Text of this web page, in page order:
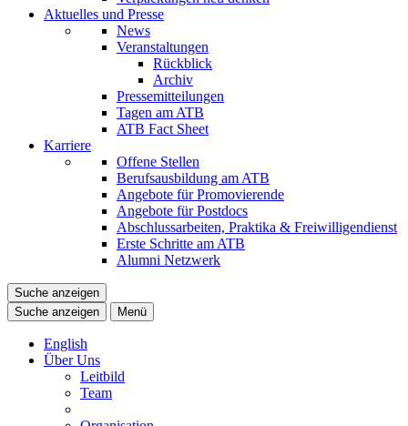
Aktuelles und Presse
News
Veranstaltungen
Rückblick
Archiv
Pressemitteilungen
Tagen am ATB
ATB Fact Sheet
Karriere
Offene Stellen
Berufsausbildung am ATB
Angebote für Promovierende
Angebote für Postdocs
Abschlussarbeiten, Praktika & Freiwilligendienst
Erste Schritte am ATB
Alumni Netzwerk
Suche anzeigen
Suche anzeigen
Menü
English
Über Uns
Leitbild
Team